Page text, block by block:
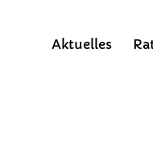
Aktuelles